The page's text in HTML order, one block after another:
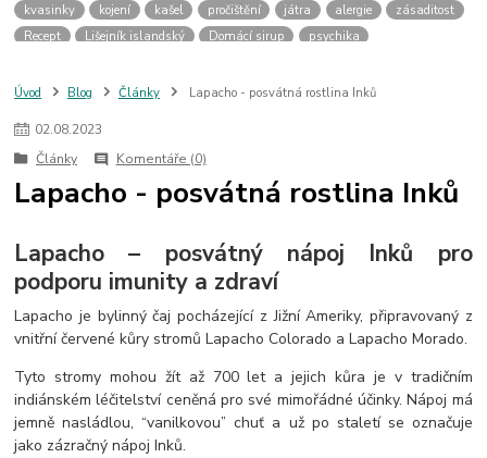
kvasinky
kojení kašel pročištění játra alergie
zásaditost
Recept
Lišejník islandský Domácí sirup
psychika
mysl
artróza nemoci kloubů kyselina močová
otoky kloubů
med
mast
žaludek překyselení
pigmentové fleky
pískání v uších
Úvod Blog Články Lapacho - posvátná rostlina Inků
02.08.2023
Články
Komentáře (0)
Lapacho - posvátná rostlina Inků
Lapacho – posvátný nápoj Inků pro
podporu imunity a zdraví
Lapacho je bylinný čaj pocházející z Jižní Ameriky, připravovaný z
vnitřní červené kůry stromů Lapacho Colorado a Lapacho Morado.
Tyto stromy mohou žít až 700 let a jejich kůra je v tradičním
indiánském léčitelství ceněná pro své mimořádné účinky. Nápoj má
jemně nasládlou, “vanilkovou” chuť a už po staletí se označuje
jako zázračný nápoj Inků.